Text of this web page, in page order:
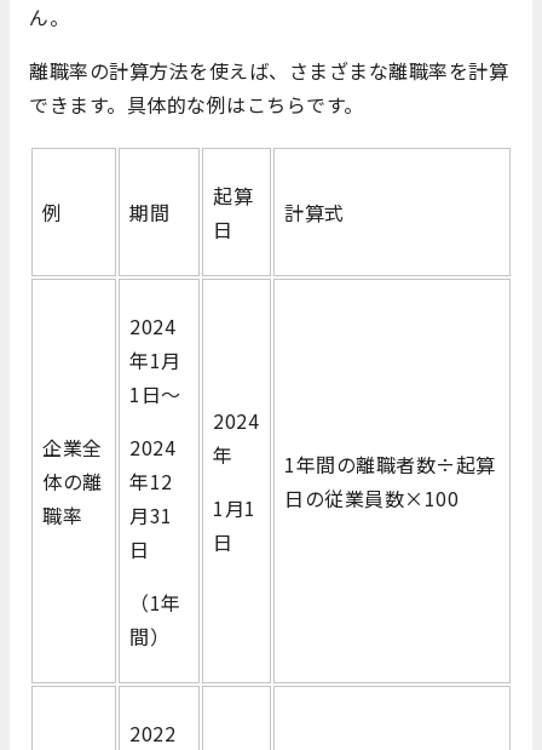
ん。
離職率の計算方法を使えば、さまざまな離職率を計算
できます。具体的な例はこちらです。
例 期間
起算
日
計算式
企業全
体の離
職率
2024
年1月
1日～
2024
年12
月31
日
（1年
間）
2024
年
1月1
日
1年間の離職者数÷起算
日の従業員数×100
2022